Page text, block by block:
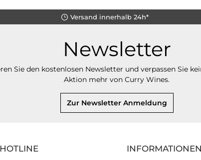
Versand innerhalb 24h*
Newsletter
Sie den kostenlosen Newsletter und verpassen Sie
Aktion mehr von Curry Wines.
Zur Newsletter Anmeldung
INFORMATIONEN